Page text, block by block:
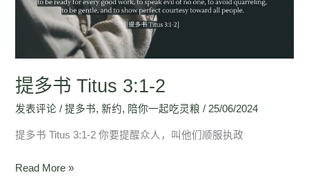
提多书 Titus 3:1-2
发表评论 /提多书,新约, 陪你一起吃灵粮 / 25/06/2024
提多书 Titus 3:1-2 你要提醒众人，叫他们顺服执政
Read More »